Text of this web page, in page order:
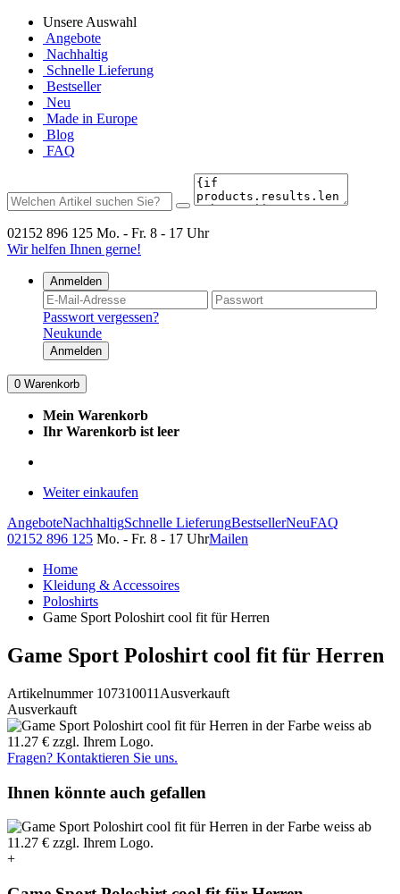
Unsere Auswahl
Angebote
Nachhaltig
Schnelle Lieferung
Bestseller
Neu
Made in Europe
Blog
FAQ
02152 896 125 Mo. - Fr. 8 - 17 Uhr
Wir helfen Ihnen gerne!
Anmelden
Passwort vergessen?
Neukunde
Anmelden
0 Warenkorb
Mein Warenkorb
Ihr Warenkorb ist leer
Weiter einkaufen
AngeboteNachhaltigSchnelle LieferungBestsellerNeuFAQ
02152 896 125 Mo. - Fr. 8 - 17 UhrMailen
Home
Kleidung & Accessoires
Poloshirts
Game Sport Poloshirt cool fit für Herren
Game Sport Poloshirt cool fit für Herren
Artikelnummer 107310011 Ausverkauft
Ausverkauft
Fragen? Kontaktieren Sie uns.
Ihnen könnte auch gefallen
+